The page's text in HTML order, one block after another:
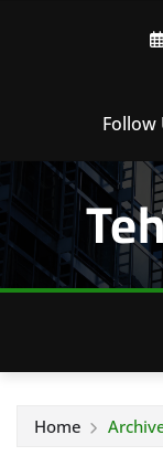
Follow
Home